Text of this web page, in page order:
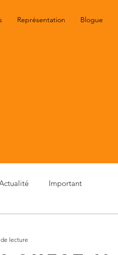
Représentation Blogue
Important
lecture